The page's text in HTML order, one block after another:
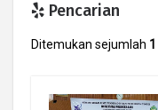
Pencarian
Ditemukan sejumlah 1